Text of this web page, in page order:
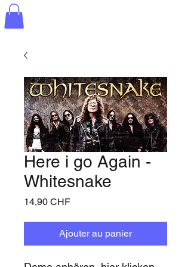
Here i go Again -
Whitesnake
14,90 CHFPrix
Ajouter au panier